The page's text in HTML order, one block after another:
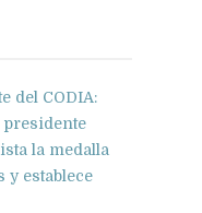
del CODIA:
presidente
la medalla
y establece